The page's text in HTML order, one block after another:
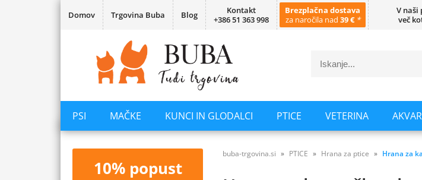
Domov Trgovina Buba Blog
Kontakt
+386 51 363 998
Brezplačna dostava
za naročila nad 39 € *
V naši
več
PSI MAČKE KUNCI IN GLODALCI PTICE VETERINA
10% popust
buba-trgovina.si PTICE Hrana za ptice Hrana za